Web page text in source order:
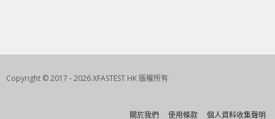
Copyright © 2017 - 2026 XFASTEST HK 版權所有
關於我們 使用條款 個人資料收集聲明